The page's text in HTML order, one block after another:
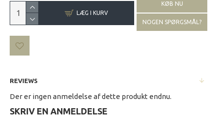
LÆG I KURV
KØB NU
NOGEN SPØRGSMÅL?
REVIEWS
Der er ingen anmeldelse af dette produkt endnu.
SKRIV EN ANMELDELSE